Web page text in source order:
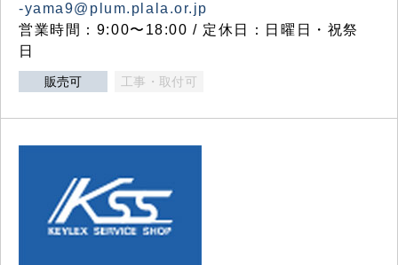
-yama9@plum.plala.or.jp
営業時間：9:00〜18:00 / 定休日：日曜日・祝祭
日
販売可 工事・取付可